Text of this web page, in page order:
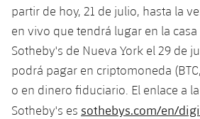
partir de hoy, 21 de julio, hasta la
en vivo que tendrá lugar en la
Sotheby's de Nueva York el 29 de
podrá pagar en criptomoneda (BTC,
o en dinero fiduciario. El enlace a
Sotheby's es sothebys.com/en/